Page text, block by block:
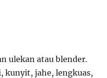
ulekan atau blender.
kunyit, jahe, lengkuas,